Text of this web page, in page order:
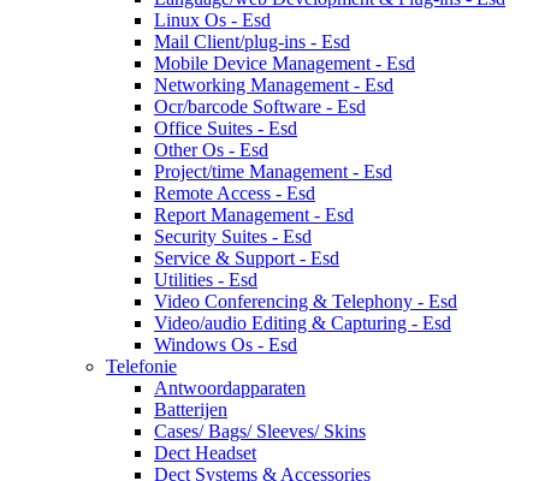
Linux Os - Esd
Mail Client/plug-ins - Esd
Mobile Device Management - Esd
Networking Management - Esd
Ocr/barcode Software - Esd
Office Suites - Esd
Other Os - Esd
Project/time Management - Esd
Remote Access - Esd
Report Management - Esd
Security Suites - Esd
Service & Support - Esd
Utilities - Esd
Video Conferencing & Telephony - Esd
Video/audio Editing & Capturing - Esd
Windows Os - Esd
Telefonie
Antwoordapparaten
Batterijen
Cases/ Bags/ Sleeves/ Skins
Dect Headset
Dect Systems & Accessories